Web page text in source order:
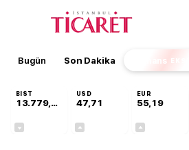
Bugün Son Dakika Finans
BIST
13.779,39
USD
47,71
EUR
55,19